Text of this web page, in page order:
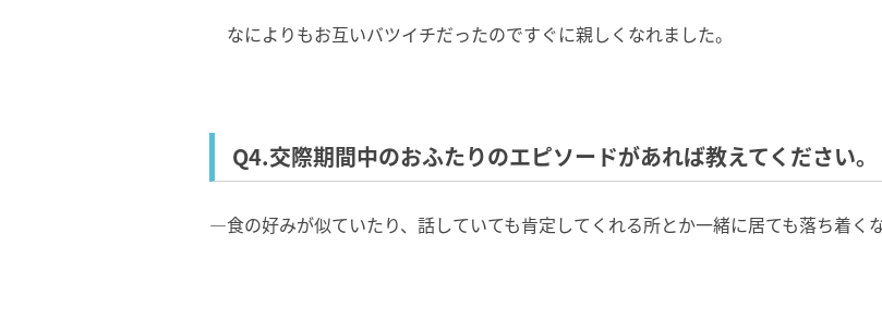
なによりもお互いバツイチだったのですぐに親しくなれました。
Q4.交際期間中のおふたりのエピソードがあれば教えてください。
―食の好みが似ていたり、話していても肯定してくれる所とか一緒に居ても落ち着く